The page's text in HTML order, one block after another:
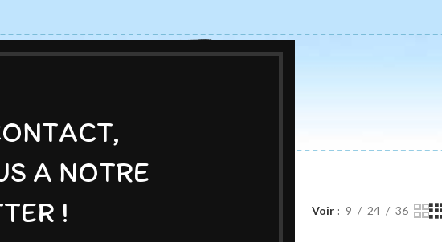
A NOTRE
!
BOUTIQUE AUTEURS
/Pauline Roland Voir 9 24 36